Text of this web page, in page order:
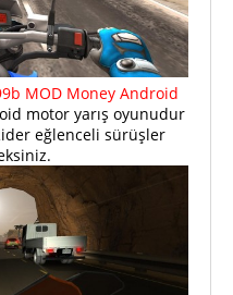
MOD Money Android
motor yarış oyunudur
eğlenceli sürüşler